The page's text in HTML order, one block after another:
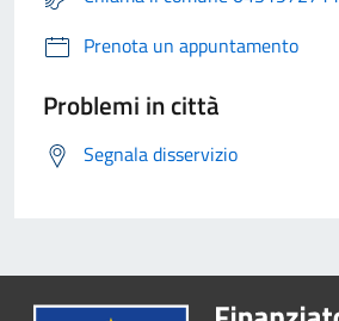
Prenota un appuntamento
Problemi in città
Segnala disservizio